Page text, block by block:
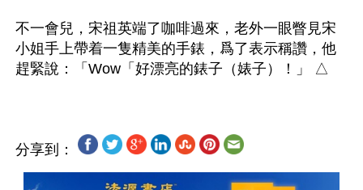
不一會兒，宋祖英端了咖啡過來，老外一眼瞥見宋
小姐手上帶着一隻精美的手錶，爲了表示稱讚，他
分享到：